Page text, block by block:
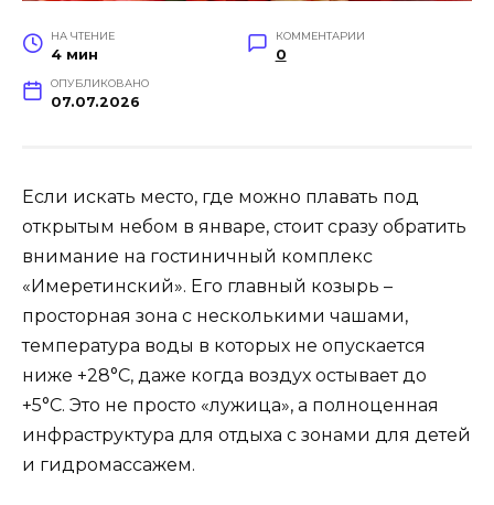
НА ЧТЕНИЕ
4 мин
КОММЕНТАРИИ
0
ОПУБЛИКОВАНО
07.07.2026
Если искать место, где можно плавать под
открытым небом в январе, стоит сразу обратить
внимание на гостиничный комплекс
«Имеретинский». Его главный козырь –
просторная зона с несколькими чашами,
температура воды в которых не опускается
ниже +28°C, даже когда воздух остывает до
+5°C. Это не просто «лужица», а полноценная
инфраструктура для отдыха с зонами для детей
и гидромассажем.